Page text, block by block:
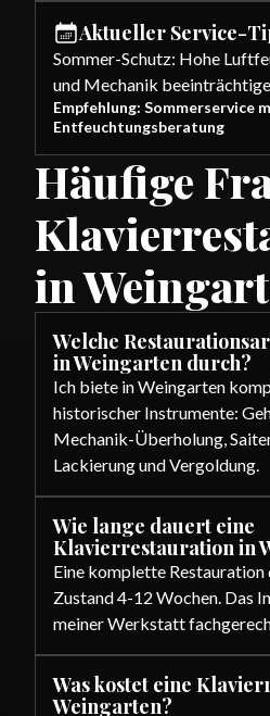
Aktueller Service-
Sommer-Schutz: Hohe
und Mechanik
Empfehlung: Sommerservice
Entfeuchtungsberatung
Häufige
in
Welche
in Weingarten durch?
Ich biete in Weingarten
historischer Instrumente:
Mechanik-Überholung,
Lackierung und Vergoldung.
Wie lange dauert eine
Klavierrestauration in
Eine komplette Restauration
Zustand 4-12 Wochen. Das
meiner Werkstatt
Was kostet eine
Weingarten?